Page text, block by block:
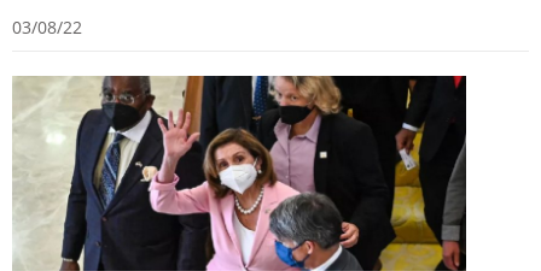
03/08/22